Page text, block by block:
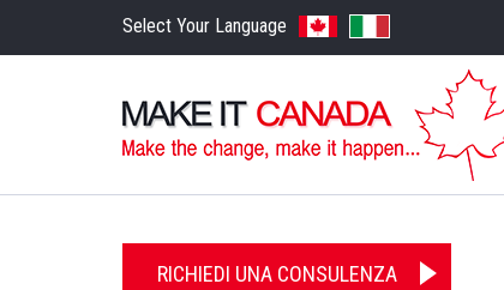
Select Your Language
RICHIEDI UNA CONSULENZA